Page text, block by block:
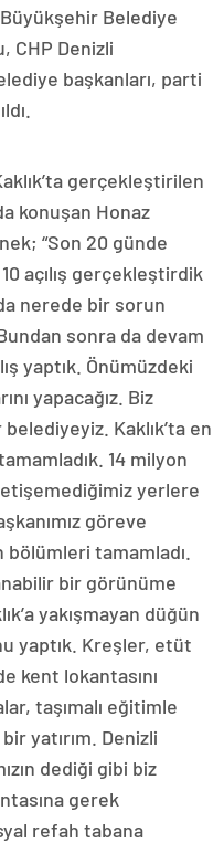
Belediye
CHP Denizli
başkanları, parti
gerçekleştirilen
konuşan Honaz
“Son 20 günde
açılış gerçekleştirdik
nerede bir sorun
sonra da devam
yaptık. Önümüzdeki
yapacağız. Biz
Kaklık’ta en
14 milyon
yerlere
göreve
tamamladı.
bir görünüme
yakışmayan düğün
yaptık. Kreşler, etüt
kent lokantasını
taşımalı eğitimle
yatırım. Denizli
dediği gibi biz
gerek
refah tabana